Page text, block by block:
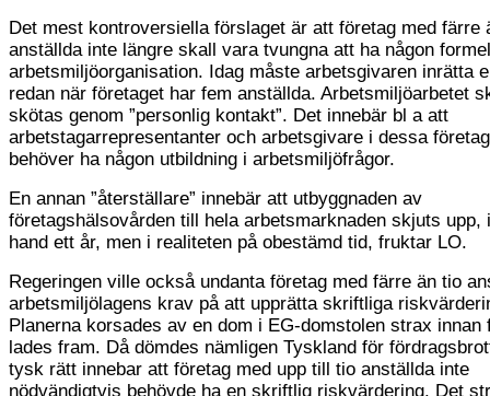
Det mest kontroversiella förslaget är att företag med färre
anställda inte längre skall vara tvungna att ha någon
arbetsmiljöorganisation. Idag måste arbetsgivaren inrätta
redan när företaget har fem anställda. Arbetsmiljöarbetet
skötas genom ”personlig kontakt”. Det innebär bl a att
arbetstagarrepresentanter och arbetsgivare i dessa
behöver ha någon utbildning i arbetsmiljöfrågor.
En annan ”återställare” innebär att utbyggnaden av
företagshälsovården till hela arbetsmarknaden skjuts upp,
hand ett år, men i realiteten på obestämd tid, fruktar LO.
Regeringen ville också undanta företag med färre än tio
arbetsmiljölagens krav på att upprätta skriftliga
Planerna korsades av en dom i EG-domstolen strax innan
lades fram. Då dömdes nämligen Tyskland för
tysk rätt innebar att företag med upp till tio anställda inte
nödvändigtvis behövde ha en skriftlig riskvärdering. Det